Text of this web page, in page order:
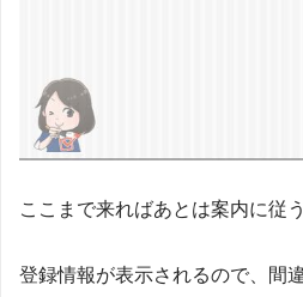
ここまで来ればあとは案内に従う
登録情報が表示されるので、間